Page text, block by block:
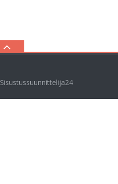
Sisustussuunnittelija24